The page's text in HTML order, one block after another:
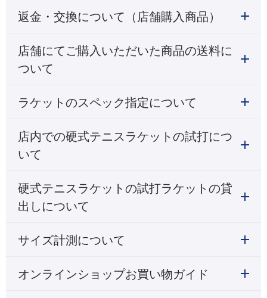
返金・交換について（店舗購入商品）
店舗にてご購入いただいた商品の送料に
ついて
ラケットのスペック指定について
店内での硬式テニスラケットの試打につ
いて
硬式テニスラケットの試打ラケットの貸
出しについて
サイズ計測について
オンラインショップお買い物ガイド